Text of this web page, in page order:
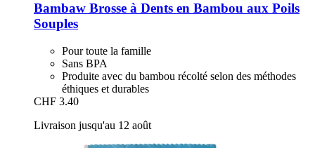
Bambaw Brosse à Dents en Bambou aux Poils
Souples
Pour toute la famille
Sans BPA
Produite avec du bambou récolté selon des méthodes
éthiques et durables
CHF 3.40
Livraison jusqu'au 12 août